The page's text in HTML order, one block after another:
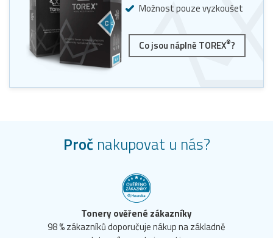
Možnost pouze vyzkoušet
Co jsou náplně TOREX®?
Proč nakupovat u nás?
Tonery ověřené zákazníky
98 % zákazníků doporučuje nákup na základně